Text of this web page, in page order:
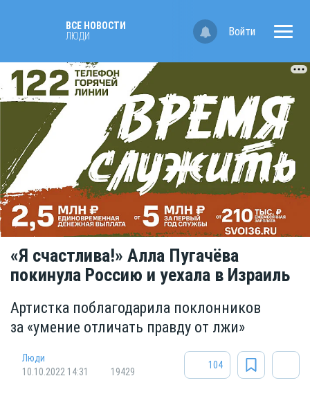
ВСЕ НОВОСТИ
ЛЮДИ
Войти
«Я счастлива!» Алла Пугачёва
покинула Россию и уехала в Израиль
Артистка поблагодарила поклонников
за «умение отличать правду от лжи»
Люди
10.10.2022 14:31
19429
104